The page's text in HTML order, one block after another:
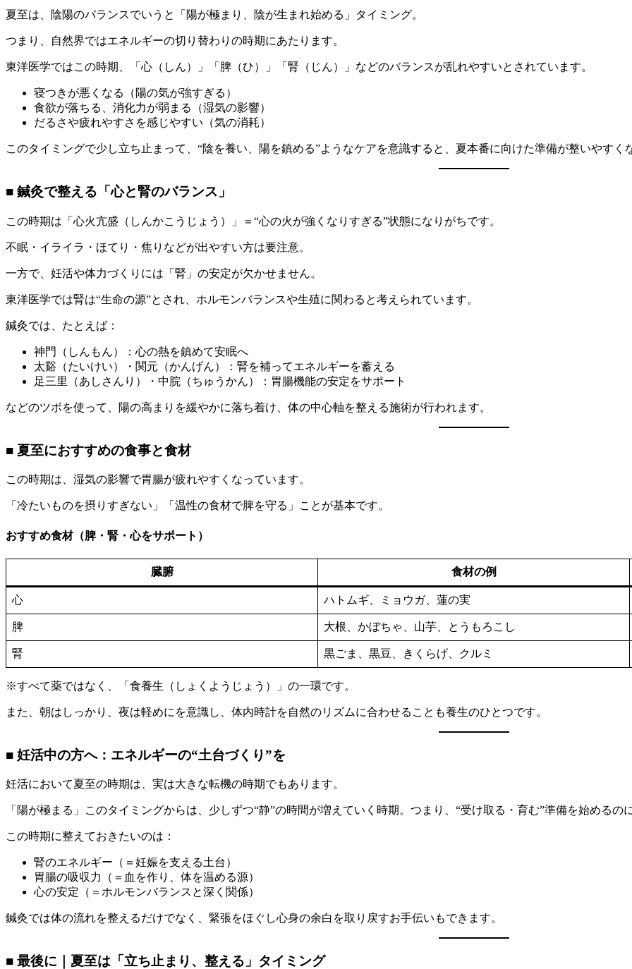
夏至は、陰陽のバランスでいうと「陽が極まり、陰が生まれ始める」タイミング。
つまり、自然界ではエネルギーの切り替わりの時期にあたります。
東洋医学ではこの時期、「心（しん）」「脾（ひ）」「腎（じん）」などのバランスが乱れやすいとされています。
寝つきが悪くなる（陽の気が強すぎる）
食欲が落ちる、消化力が弱まる（湿気の影響）
だるさや疲れやすさを感じやすい（気の消耗）
このタイミングで少し立ち止まって、“陰を養い、陽を鎮める”ようなケアを意識すると、夏本番に向けた準備が整いやすく
■ 鍼灸で整える「心と腎のバランス」
この時期は「心火亢盛（しんかこうじょう）」＝“心の火が強くなりすぎる”状態になりがちです。
不眠・イライラ・ほてり・焦りなどが出やすい方は要注意。
一方で、妊活や体力づくりには「腎」の安定が欠かせません。
東洋医学では腎は“生命の源”とされ、ホルモンバランスや生殖に関わると考えられています。
鍼灸では、たとえば：
神門（しんもん）：心の熱を鎮めて安眠へ
太谿（たいけい）・関元（かんげん）：腎を補ってエネルギーを蓄える
足三里（あしさんり）・中脘（ちゅうかん）：胃腸機能の安定をサポート
などのツボを使って、陽の高まりを緩やかに落ち着け、体の中心軸を整える施術が行われます。
■ 夏至におすすめの食事と食材
この時期は、湿気の影響で胃腸が疲れやすくなっています。
「冷たいものを摂りすぎない」「温性の食材で脾を守る」ことが基本です。
おすすめ食材（脾・腎・心をサポート）
臓腑 食材の例
心 ハトムギ、ミョウガ、蓮の実
脾 大根、かぼちゃ、山芋、とうもろこし
腎 黒ごま、黒豆、きくらげ、クルミ
※すべて薬ではなく、「食養生（しょくようじょう）」の一環です。
また、朝はしっかり、夜は軽めにを意識し、体内時計を自然のリズムに合わせることも養生のひとつです。
■ 妊活中の方へ：エネルギーの“土台づくり”を
妊活において夏至の時期は、実は大きな転機の時期でもあります。
「陽が極まる」このタイミングからは、少しずつ“静”の時間が増えていく時期。つまり、“受け取る・育む”準備を始めるの
この時期に整えておきたいのは：
腎のエネルギー（＝妊娠を支える土台）
胃腸の吸収力（＝血を作り、体を温める源）
心の安定（＝ホルモンバランスと深く関係）
鍼灸では体の流れを整えるだけでなく、緊張をほぐし心身の余白を取り戻すお手伝いもできます。
■ 最後に｜夏至は「立ち止まり、整える」タイミング